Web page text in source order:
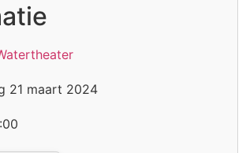
21 maart 2024